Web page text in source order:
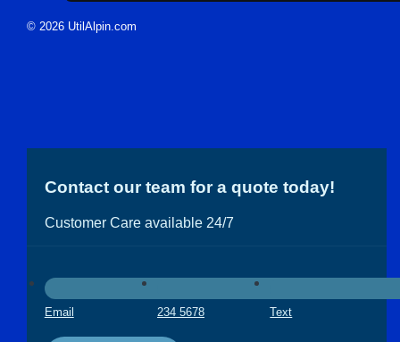
© 2026 UtilAlpin.com
Contact our team for a quote today!
Customer Care available 24/7
Email 234 5678 Text